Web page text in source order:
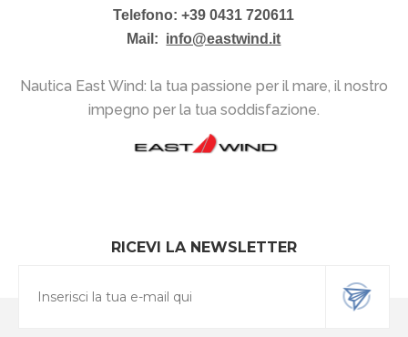
Telefono: +39 0431 720611
Mail: info@eastwind.it
Nautica East Wind: la tua passione per il mare, il nostro
impegno per la tua soddisfazione.
RICEVI LA NEWSLETTER